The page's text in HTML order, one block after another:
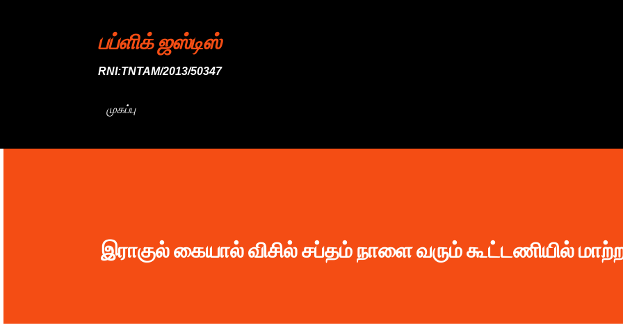
பப்ளிக் ஜஸ்டிஸ்
RNI:TNTAM/2013/50347
முகப்பு
இராகுல் கையால் விசில் சப்தம் நாளை வரும் கூட்டணியில்